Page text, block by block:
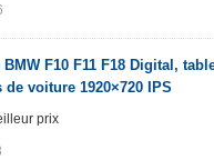
F10 F11 F18 Digital,
voiture 1920×720 IPS
prix